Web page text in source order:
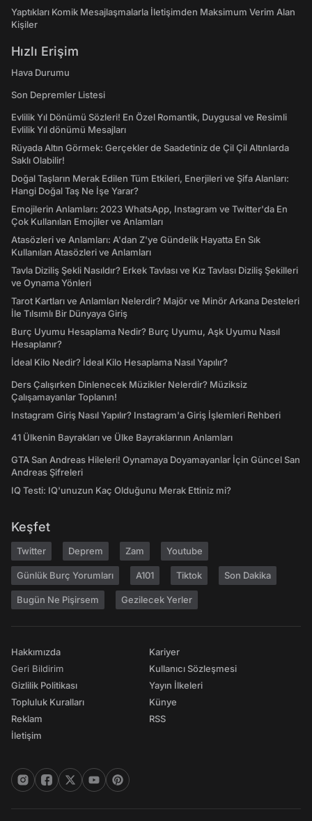
Yaptıkları Komik Mesajlaşmalarla İletişimden Maksimum Verim Alan
Kişiler
Hızlı Erişim
Hava Durumu
Son Depremler Listesi
Evlilik Yıl Dönümü Sözleri! En Özel Romantik, Duygusal ve Resimli
Evlilik Yıl dönümü Mesajları
Rüyada Altın Görmek: Gerçekler de Saadetiniz de Çil Çil Altınlarda
Saklı Olabilir!
Doğal Taşların Merak Edilen Tüm Etkileri, Enerjileri ve Şifa Alanları:
Hangi Doğal Taş Ne İşe Yarar?
Emojilerin Anlamları: 2023 WhatsApp, Instagram ve Twitter'da En
Çok Kullanılan Emojiler ve Anlamları
Atasözleri ve Anlamları: A'dan Z'ye Gündelik Hayatta En Sık
Kullanılan Atasözleri ve Anlamları
Tavla Diziliş Şekli Nasıldır? Erkek Tavlası ve Kız Tavlası Diziliş Şekilleri
ve Oynama Yönleri
Tarot Kartları ve Anlamları Nelerdir? Majör ve Minör Arkana Desteleri
İle Tılsımlı Bir Dünyaya Giriş
Burç Uyumu Hesaplama Nedir? Burç Uyumu, Aşk Uyumu Nasıl
Hesaplanır?
İdeal Kilo Nedir? İdeal Kilo Hesaplama Nasıl Yapılır?
Ders Çalışırken Dinlenecek Müzikler Nelerdir? Müziksiz
Çalışamayanlar Toplanın!
Instagram Giriş Nasıl Yapılır? Instagram'a Giriş İşlemleri Rehberi
41 Ülkenin Bayrakları ve Ülke Bayraklarının Anlamları
GTA San Andreas Hileleri! Oynamaya Doyamayanlar İçin Güncel San
Andreas Şifreleri
IQ Testi: IQ'unuzun Kaç Olduğunu Merak Ettiniz mi?
Keşfet
Twitter Deprem Zam Youtube
Günlük Burç Yorumları A101 Tiktok Son Dakika
Bugün Ne Pişirsem Gezilecek Yerler
Hakkımızda
Geri Bildirim
Gizlilik Politikası
Topluluk Kuralları
Reklam
İletişim
Kariyer
Kullanıcı Sözleşmesi
Yayın İlkeleri
Künye
RSS